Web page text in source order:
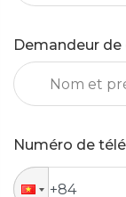
Demandeur
Numéro de